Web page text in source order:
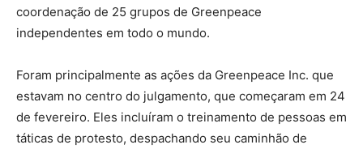
coordenação de 25 grupos de Greenpeace
independentes em todo o mundo.
Foram principalmente as ações da Greenpeace Inc. que
estavam no centro do julgamento, que começaram em 24
de fevereiro. Eles incluíram o treinamento de pessoas em
táticas de protesto, despachando seu caminhão de